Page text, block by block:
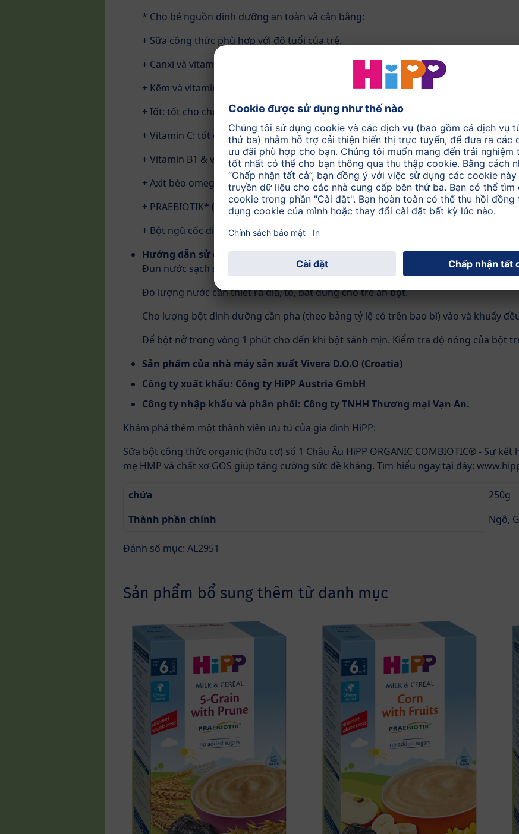
* Cho bé nguồn dinh dưỡng an toàn và cân bằng:
+ Sữa công thức phù hợp với độ tuổi của trẻ.
+ Canxi và vitamin D: tốt cho hệ xương
+ Kẽm và vitamin A: cho hệ miễn dịch
+ Iốt: tốt cho chức năng tuyến giáp và phát triển nhận thức
+ Vitamin C: tốt cho hấp thụ sắt
+ Vitamin B1 & vitamin B2: cho quá trình chuyển hóa năng lượng
+ Axit béo omega-3 (ALA): cho sự phát triển mô não và thần kinh
+ PRAEBIOTIK* (chất xơ cho lợi khuẩn phát triển)
+ Bột ngũ cốc dinh dưỡng, dễ tiêu hóa (không chứa gluten)
Hướng dẫn sử dụng
Đun nước sạch sôi để nguội xuống khoảng 50 độ C (mỗi bữa nên đun nước mới).
Đo lượng nước cần thiết ra đĩa, tô, bát dùng cho trẻ ăn bột.
Cho lượng bột dinh dưỡng cần pha (theo bảng tỷ lệ có trên bao bì) vào và khuấy
Để bột nở trong vòng 1 phút cho đến khi bột sánh mịn. Kiểm tra độ nóng của bột
Sản phẩm của nhà máy sản xuất Vivera D.O.O (Croatia)
Công ty xuất khẩu: Công ty HiPP Austria GmbH
Công ty nhập khẩu và phân phối: Công ty TNHH Thương mại Vạn An.
Khám phá thêm một thành viên ưu tú của gia đình HiPP:
Sữa bột công thức organic (hữu cơ) số 1 Châu Âu HiPP ORGANIC COMBIOTIC® - Sự
mẹ HMP và chất xơ GOS giúp tăng cường sức đề kháng. Tìm hiểu ngay tại đây:
chứa
250g
Thành phần chính
Ngô,
Đánh số mục: AL2951
Sản phẩm bổ sung thêm từ danh mục